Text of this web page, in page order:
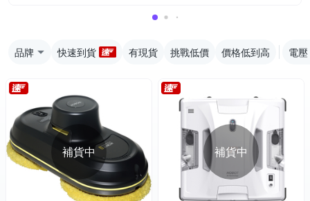
品牌 快速到貨 有現貨 挑戰低價 價格低到高 電壓
補貨中 補貨中